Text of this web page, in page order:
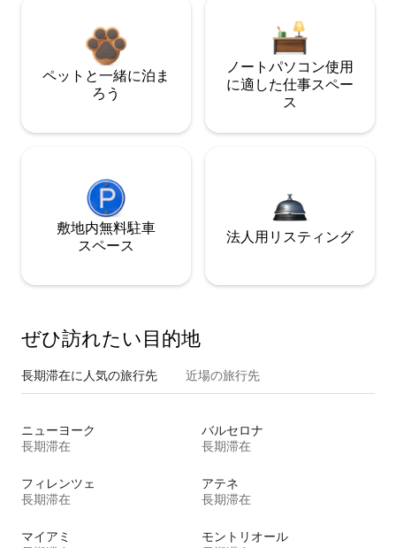
ペットと一緒に泊ま
ろう
ノートパソコン使用
に適した仕事スペー
ス
敷地内無料駐⁠車
ス⁠ペ⁠ー⁠ス
法人用リスティング
ぜひ訪⁠れ⁠た⁠い目⁠的⁠地
長期滞在に人気の旅行先 近場の旅行先
ニューヨーク
長期滞在
バルセロナ
長期滞在
フィレンツェ
長期滞在
アテネ
長期滞在
マイアミ
モントリオール